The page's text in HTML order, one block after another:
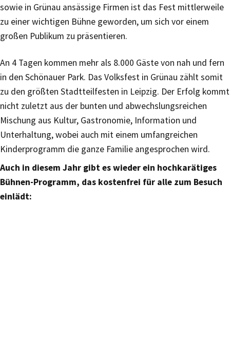
sowie in Grünau ansässige Firmen ist das Fest mittlerweile
zu einer wichtigen Bühne geworden, um sich vor einem
großen Publikum zu präsentieren.
An 4 Tagen kommen mehr als 8.000 Gäste von nah und fern
in den Schönauer Park. Das Volksfest in Grünau zählt somit
zu den größten Stadtteilfesten in Leipzig. Der Erfolg kommt
nicht zuletzt aus der bunten und abwechslungsreichen
Mischung aus Kultur, Gastronomie, Information und
Unterhaltung, wobei auch mit einem umfangreichen
Kinderprogramm die ganze Familie angesprochen wird.
Auch in diesem Jahr gibt es wieder ein hochkarätiges
Bühnen-Programm, das kostenfrei für alle zum Besuch
einlädt: